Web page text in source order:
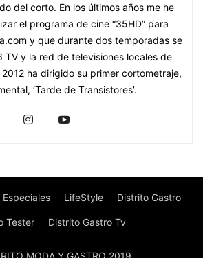
del corto. En los últimos años me he
el programa de cine “35HD” para
y que durante dos temporadas se
TV y la red de televisiones locales de
2012 ha dirigido su primer cortometraje,
‘Tarde de Transistores’.
Especiales LifeStyle Distrito Gastro
Tester Distrito Gastro Tv
MODA Y GASTRO 2019